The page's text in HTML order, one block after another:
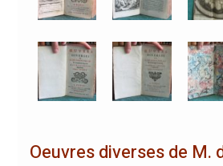
Oeuvres diverses de M.